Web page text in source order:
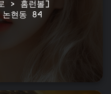
> 홈런볼]
현동 84